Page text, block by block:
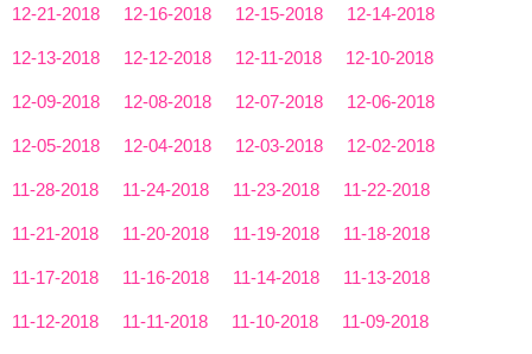
12-21-2018 12-16-2018 12-15-2018 12-14-2018
12-13-2018 12-12-2018 12-11-2018 12-10-2018
12-09-2018 12-08-2018 12-07-2018 12-06-2018
12-05-2018 12-04-2018 12-03-2018 12-02-2018
11-28-2018 11-24-2018 11-23-2018 11-22-2018
11-21-2018 11-20-2018 11-19-2018 11-18-2018
11-17-2018 11-16-2018 11-14-2018 11-13-2018
11-12-2018 11-11-2018 11-10-2018 11-09-2018